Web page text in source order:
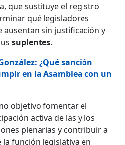
que sustituye el registro
qué legisladores
ausentan sin justificación y
suplentes.
¿Qué sanción
en la Asamblea con un
objetivo fomentar el
activa de las y los
plenarias y contribuir a
función legislativa en